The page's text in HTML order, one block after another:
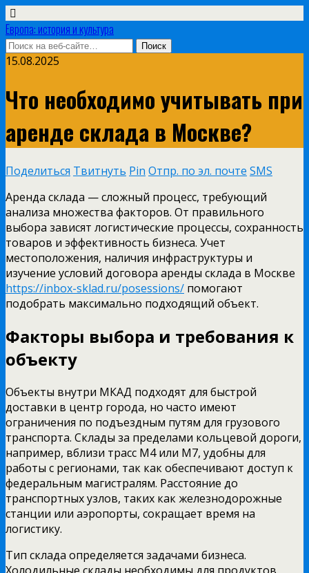
Европа: история и культура
15.08.2025
Что необходимо учитывать при
аренде склада в Москве?
Поделиться Твитнуть Pin Отпр. по эл. почте SMS
Аренда склада — сложный процесс, требующий
анализа множества факторов. От правильного
выбора зависят логистические процессы, сохранность
товаров и эффективность бизнеса. Учет
местоположения, наличия инфраструктуры и
изучение условий договора аренды склада в Москве
https://inbox-sklad.ru/posessions/ помогают
подобрать максимально подходящий объект.
Факторы выбора и требования к
объекту
Объекты внутри МКАД подходят для быстрой
доставки в центр города, но часто имеют
ограничения по подъездным путям для грузового
транспорта. Склады за пределами кольцевой дороги,
например, вблизи трасс М4 или М7, удобны для
работы с регионами, так как обеспечивают доступ к
федеральным магистралям. Расстояние до
транспортных узлов, таких как железнодорожные
станции или аэропорты, сокращает время на
логистику.
Тип склада определяется задачами бизнеса.